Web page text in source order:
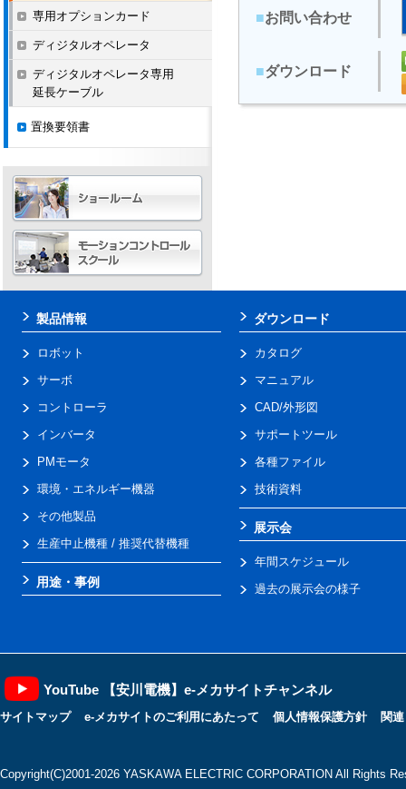
■お問い合わせ
■ダウンロード
専用オプションカード
ディジタルオペレータ
ディジタルオペレータ専用
延長ケーブル
置換要領書
製品情報
ロボット
サーボ
コントローラ
インバータ
PMモータ
環境・エネルギー機器
その他製品
生産中止機種 / 推奨代替機種
用途・事例
ダウンロード
カタログ
マニュアル
CAD/外形図
サポートツール
各種ファイル
技術資料
展示会
年間スケジュール
過去の展示会の様子
YouTube 【安川電機】e-メカサイトチャンネル
サイトマップ e-メカサイトのご利用にあたって 個人情報保護方針 関
Copyright(C)2001‐2026 YASKAWA ELECTRIC CORPORATION All Rights